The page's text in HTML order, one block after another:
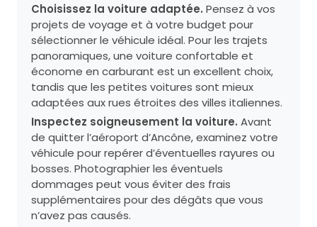
Choisissez la voiture adaptée. Pensez à vos
projets de voyage et à votre budget pour
sélectionner le véhicule idéal. Pour les trajets
panoramiques, une voiture confortable et
économe en carburant est un excellent choix,
tandis que les petites voitures sont mieux
adaptées aux rues étroites des villes italiennes.
Inspectez soigneusement la voiture. Avant
de quitter l’aéroport d’Ancône, examinez votre
véhicule pour repérer d’éventuelles rayures ou
bosses. Photographier les éventuels
dommages peut vous éviter des frais
supplémentaires pour des dégâts que vous
n’avez pas causés.